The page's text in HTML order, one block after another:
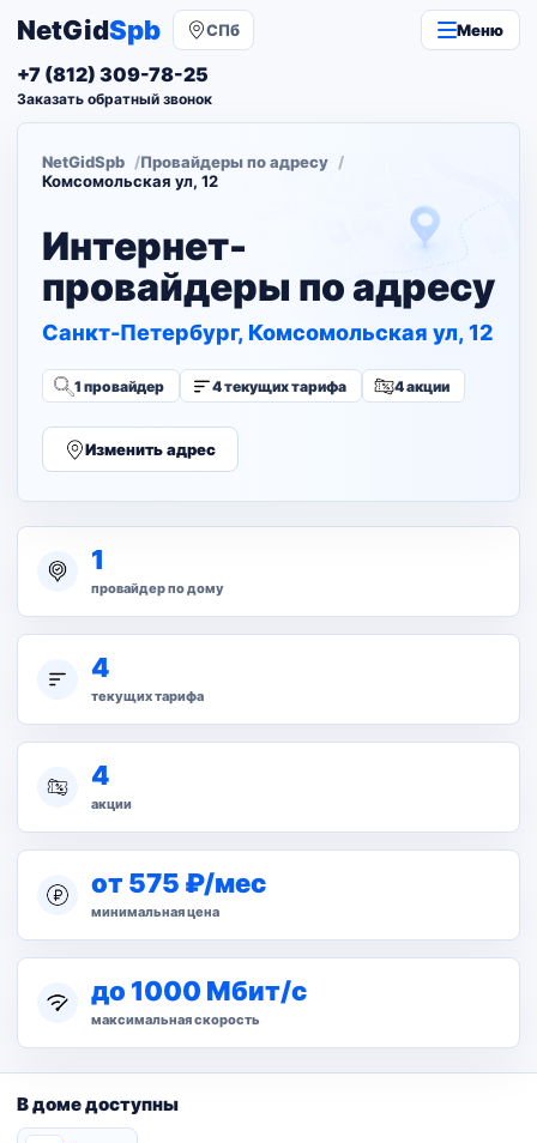
NetGidSpb СПб Меню
+7 (812) 309-78-25
Заказать обратный звонок
NetGidSpb
Провайдеры по адресу
Комсомольская ул, 12
Интернет-
провайдеры по адресу
Санкт-Петербург, Комсомольская ул, 12
1 провайдер 4 текущих тарифа 4 акции
Изменить адрес
1
провайдер по дому
4
текущих тарифа
4
акции
от 575 ₽/мес
минимальная цена
до 1000 Мбит/с
максимальная скорость
В доме доступны